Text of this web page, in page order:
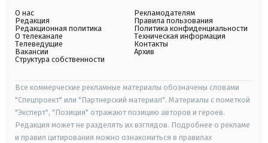
О нас
Редакция
Редакционная политика
О телеканале
Телеведущие
Вакансии
Структура собственности
Рекламодателям
Правила пользования
Политика конфиденциальности
Техническая информация
Контакты
Архив
Все коммерческие рекламные материалы обозначены словами
"Спецпроект" или "Партнерский материал". Материалы с пометкой
"Эксперт", "Позиция" отражают позицию авторов и героев.
Редакция может не разделять их взглядов. Подробнее о рекламе
и правил цитирования можно ознакомиться в правилах